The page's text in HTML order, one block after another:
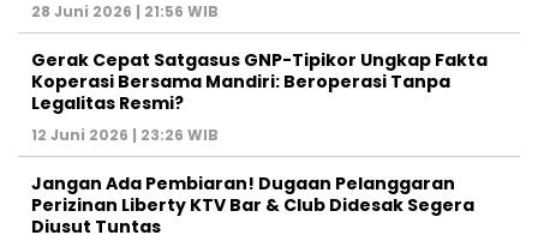
28 Juni 2026 | 21:56 WIB
Gerak Cepat Satgasus GNP-Tipikor Ungkap Fakta
Koperasi Bersama Mandiri: Beroperasi Tanpa
Legalitas Resmi?
12 Juni 2026 | 23:26 WIB
Jangan Ada Pembiaran! Dugaan Pelanggaran
Perizinan Liberty KTV Bar & Club Didesak Segera
Diusut Tuntas